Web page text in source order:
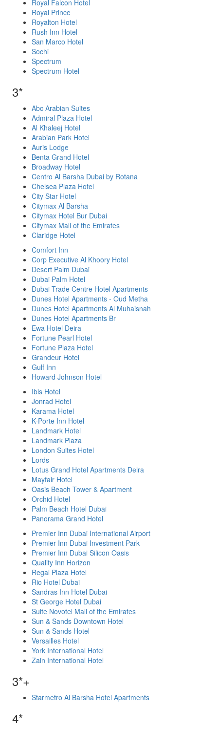
Royal Falcon Hotel
Royal Prince
Royalton Hotel
Rush Inn Hotel
San Marco Hotel
Sochi
Spectrum
Spectrum Hotel
3*
Abc Arabian Suites
Admiral Plaza Hotel
Al Khaleej Hotel
Arabian Park Hotel
Auris Lodge
Benta Grand Hotel
Broadway Hotel
Centro Al Barsha Dubai by Rotana
Chelsea Plaza Hotel
City Star Hotel
Citymax Al Barsha
Citymax Hotel Bur Dubai
Citymax Mall of the Emirates
Claridge Hotel
Comfort Inn
Corp Executive Al Khoory Hotel
Desert Palm Dubai
Dubai Palm Hotel
Dubai Trade Centre Hotel Apartments
Dunes Hotel Apartments - Oud Metha
Dunes Hotel Apartments Al Muhaisnah
Dunes Hotel Apartments Br
Ewa Hotel Deira
Fortune Pearl Hotel
Fortune Plaza Hotel
Grandeur Hotel
Gulf Inn
Howard Johnson Hotel
Ibis Hotel
Jonrad Hotel
Karama Hotel
K-Porte Inn Hotel
Landmark Hotel
Landmark Plaza
London Suites Hotel
Lords
Lotus Grand Hotel Apartments Deira
Mayfair Hotel
Oasis Beach Tower & Apartment
Orchid Hotel
Palm Beach Hotel Dubai
Panorama Grand Hotel
Premier Inn Dubai International Airport
Premier Inn Dubai Investment Park
Premier Inn Dubai Silicon Oasis
Quality Inn Horizon
Regal Plaza Hotel
Rio Hotel Dubai
Sandras Inn Hotel Dubai
St George Hotel Dubai
Suite Novotel Mall of the Emirates
Sun & Sands Downtown Hotel
Sun & Sands Hotel
Versailles Hotel
York International Hotel
Zain International Hotel
3*+
Starmetro Al Barsha Hotel Apartments
4*